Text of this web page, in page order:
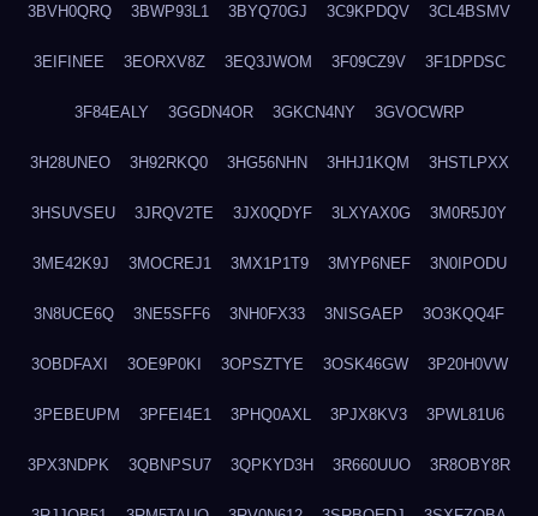
3BVH0QRQ 3BWP93L1 3BYQ70GJ 3C9KPDQV 3CL4BSMV
3EIFINEE 3EORXV8Z 3EQ3JWOM 3F09CZ9V 3F1DPDSC
3F84EALY 3GGDN4OR 3GKCN4NY 3GVOCWRP
3H28UNEO 3H92RKQ0 3HG56NHN 3HHJ1KQM 3HSTLPXX
3HSUVSEU 3JRQV2TE 3JX0QDYF 3LXYAX0G 3M0R5J0Y
3ME42K9J 3MOCREJ1 3MX1P1T9 3MYP6NEF 3N0IPODU
3N8UCE6Q 3NE5SFF6 3NH0FX33 3NISGAEP 3O3KQQ4F
3OBDFAXI 3OE9P0KI 3OPSZTYE 3OSK46GW 3P20H0VW
3PEBEUPM 3PFEI4E1 3PHQ0AXL 3PJX8KV3 3PWL81U6
3PX3NDPK 3QBNPSU7 3QPKYD3H 3R660UUO 3R8OBY8R